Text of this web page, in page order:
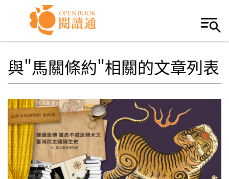
Skip to navigation
移至主內容
與"馬關條約"相關的文章列表